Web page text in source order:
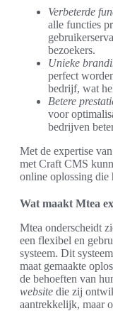
Verbeterde
alle functies
bezoekers.
Unieke
perfect
bedrijf, wat
Betere
voor
bedrijven
Met de expertise
met Craft CMS
online oplossing die
Wat maakt Mtea
Mtea onderscheidt
een flexibel en
systeem. Dit
maat gemaakte
de behoeften van
website die zij
aantrekkelijk, maar